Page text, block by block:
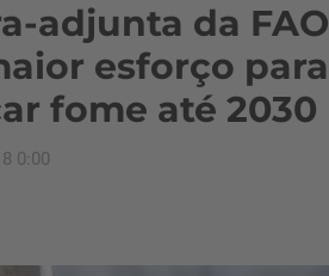
adjunta da FAO
esforço para
fome até 2030
0:00